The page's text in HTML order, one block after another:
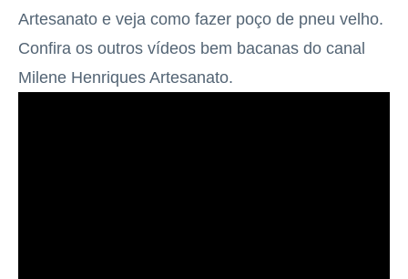
Artesanato e veja como fazer poço de pneu velho.
Confira os outros vídeos bem bacanas do canal
Milene Henriques Artesanato.